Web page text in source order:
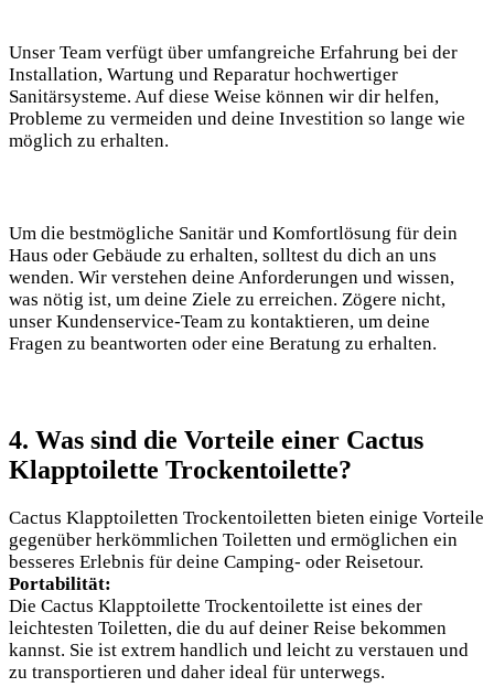
Unser Team verfügt über umfangreiche Erfahrung bei der
Installation, Wartung und Reparatur hochwertiger
Sanitärsysteme. Auf diese Weise können wir dir helfen,
Probleme zu vermeiden und deine Investition so lange wie
möglich zu erhalten.
Um die bestmögliche Sanitär und Komfortlösung für dein
Haus oder Gebäude zu erhalten, solltest du dich an uns
wenden. Wir verstehen deine Anforderungen und wissen,
was nötig ist, um deine Ziele zu erreichen. Zögere nicht,
unser Kundenservice-Team zu kontaktieren, um deine
Fragen zu beantworten oder eine Beratung zu erhalten.
4. Was sind die Vorteile einer Cactus
Klapptoilette Trockentoilette?
Cactus Klapptoiletten Trockentoiletten bieten einige Vorteile
gegenüber herkömmlichen Toiletten und ermöglichen ein
besseres Erlebnis für deine Camping- oder Reisetour.
Portabilität:
Die Cactus Klapptoilette Trockentoilette ist eines der
leichtesten Toiletten, die du auf deiner Reise bekommen
kannst. Sie ist extrem handlich und leicht zu verstauen und
zu transportieren und daher ideal für unterwegs.